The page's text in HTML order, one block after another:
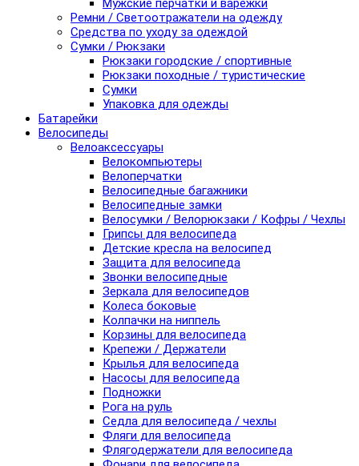
Мужские перчатки и варежки
Ремни / Светоотражатели на одежду
Средства по уходу за одеждой
Сумки / Рюкзаки
Рюкзаки городские / спортивные
Рюкзаки походные / туристические
Сумки
Упаковка для одежды
Батарейки
Велосипеды
Велоаксессуары
Велокомпьютеры
Велоперчатки
Велосипедные багажники
Велосипедные замки
Велосумки / Велорюкзаки / Кофры / Чехлы
Грипсы для велосипеда
Детские кресла на велосипед
Защита для велосипеда
Звонки велосипедные
Зеркала для велосипедов
Колеса боковые
Колпачки на ниппель
Корзины для велосипеда
Крепежи / Держатели
Крылья для велосипеда
Насосы для велосипеда
Подножки
Рога на руль
Седла для велосипеда / чехлы
Фляги для велосипеда
Флягодержатели для велосипеда